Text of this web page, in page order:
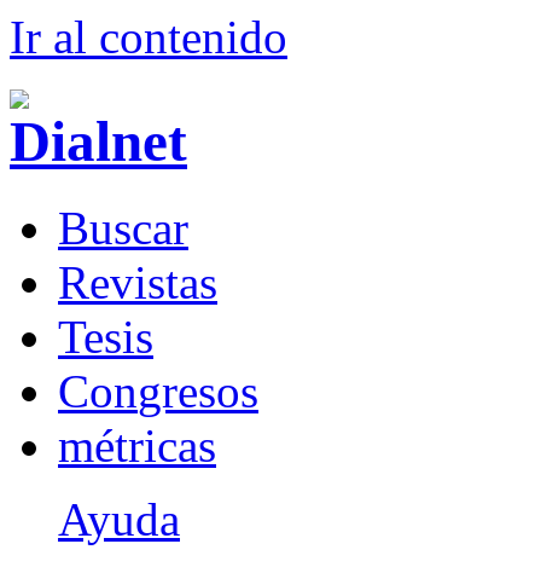
Ir al contenido
Buscar
Revistas
Tesis
Congresos
métricas
Ayuda